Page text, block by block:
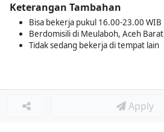
Keterangan Tambahan
Bisa bekerja pukul 16.00-23.00 WIB
Berdomisili di Meulaboh, Aceh Barat
Tidak sedang bekerja di tempat lain
Apply